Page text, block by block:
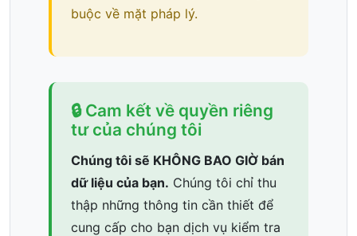
buộc về mặt pháp lý.
🔒 Cam kết về quyền riêng
tư của chúng tôi
Chúng tôi sẽ KHÔNG BAO GIỜ bán
dữ liệu của bạn. Chúng tôi chỉ thu
thập những thông tin cần thiết để
cung cấp cho bạn dịch vụ kiểm tra